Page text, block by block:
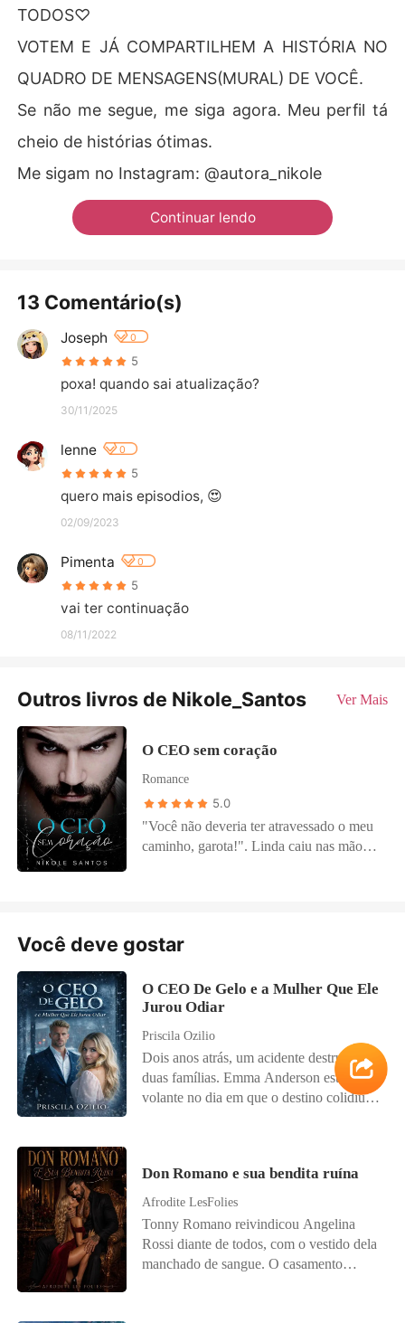
TODOS♡
VOTEM E JÁ COMPARTILHEM A HISTÓRIA NO
QUADRO DE MENSAGENS(MURAL) DE VOCÊ.
Se não me segue, me siga agora. Meu perfil tá
cheio de histórias ótimas.
Me sigam no Instagram: @autora_nikole
Continuar lendo
13 Comentário(s)
Joseph 0
5
poxa! quando sai atualização?
30/11/2025
lenne 0
5
quero mais episodios, 😍
02/09/2023
Pimenta 0
5
vai ter continuação
08/11/2022
Outros livros de Nikole_Santos Ver Mais
O CEO sem coração
Romance
5.0
"Você não deveria ter atravessado o meu
caminho, garota!". Linda caiu nas mãos
Você deve gostar
O CEO De Gelo e a Mulher Que Ele
Jurou Odiar
Priscila Ozilio
Dois anos atrás, um acidente destruiu
duas famílias. Emma Anderson estava ao
volante no dia em que o destino colidiu
algo precioso: sua voz. Desde a tragédia,
Damien construiu um império de gelo e
jurou jamais perdoar os responsáveis. Ele
só não imaginava que o destino colocaria
uma dessas pessoas exatamente sob o seu
Don Romano e sua bendita ruína
Afrodite LesFolies
Tonny Romano reivindicou Angelina
Rossi diante de todos, com o vestido dela
manchado de sangue. O casamento